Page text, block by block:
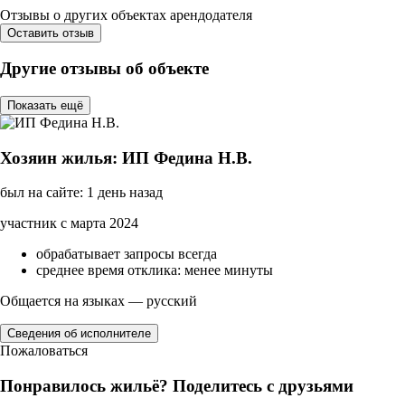
Отзывы о других объектах арендодателя
Оставить отзыв
Другие отзывы об объекте
Показать ещё
Хозяин жилья: ИП Федина Н.В.
был на сайте: 1 день назад
участник с марта 2024
обрабатывает запросы всегда
среднее время отклика: менее минуты
Общается на языках — русский
Сведения об исполнителе
Пожаловаться
Понравилось жильё? Поделитесь с друзьями